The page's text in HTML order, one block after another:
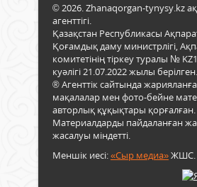
© 2026. Zhanaqorgan-tynysy.kz
агенттігі.
Қазақстан Республикасы
Қоғамдық даму министрлігі,
комитетінің тіркеу туралы №
куәлігі 21.07.2022 жылы берілген.
® Агенттік сайтында
мақалалар мен фото-бейне
авторлық құқықтары қорғалған.
Материалдарды пайдаланған
жасалуы міндетті.
Меншік иесі:«Сыр медиа»ЖШС.